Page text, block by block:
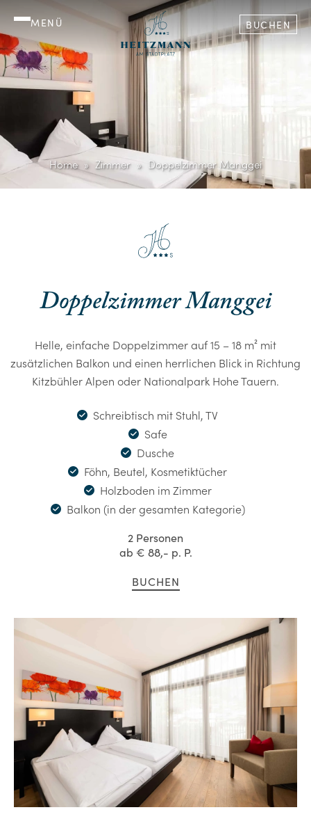
MENÜ BUCHEN
Home Zimmer Doppelzimmer Manggei
Doppelzimmer Manggei
Helle, einfache Doppelzimmer auf 15 – 18 m² mit
zusätzlichen Balkon und einen herrlichen Blick in Richtung
Kitzbühler Alpen oder Nationalpark Hohe Tauern.
Schreibtisch mit Stuhl, TV
Safe
Dusche
Föhn, Beutel, Kosmetiktücher
Holzboden im Zimmer
Balkon (in der gesamten Kategorie)
2 Personen
ab € 88,- p. P.
BUCHEN